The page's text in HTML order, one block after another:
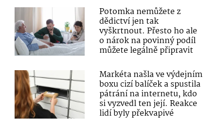
Potomka nemůžete z
dědictví jen tak
vyškrtnout. Přesto ho ale
o nárok na povinný podíl
můžete legálně připravit
Markéta našla ve výdejním
boxu cizí balíček a spustila
pátrání na internetu, kdo
si vyzvedl ten její. Reakce
lidí byly překvapivé